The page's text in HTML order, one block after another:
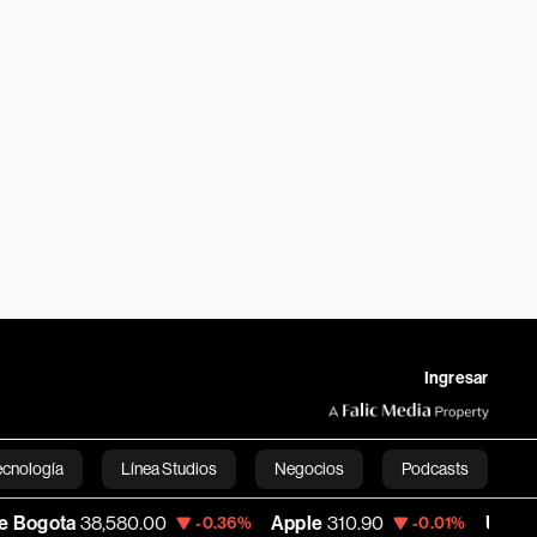
Ingresar
Línea Studios Negocios Podcasts
English
-0.36% Apple 310.90 -0.01% USD COP 3,154.60